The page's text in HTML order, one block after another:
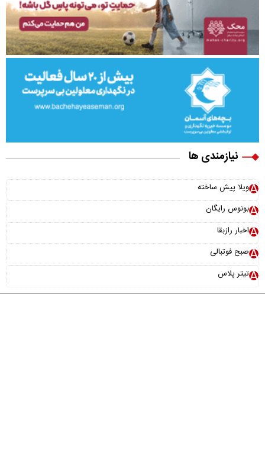
نیازمندی ها
ویلا پیش ساخته
بونوس رایگان
اخبار رازبقا
صبح فوتبالی
تیتر پلاس